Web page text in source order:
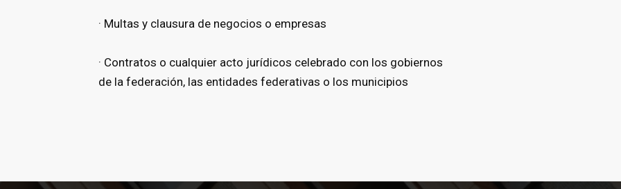
· Multas y clausura de negocios o empresas
· Contratos o cualquier acto jurídicos celebrado con los gobiernos
de la federación, las entidades federativas o los municipios